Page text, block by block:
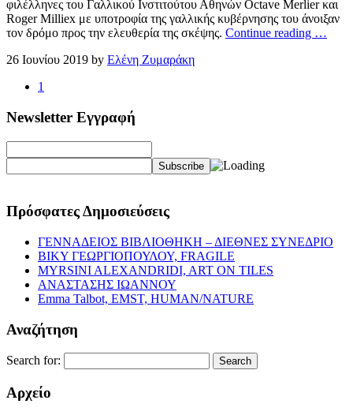
φιλέλληνες του Γαλλικού Ινστιτούτου Αθηνών Octave Merlier και
Roger Milliex με υποτροφία της γαλλικής κυβέρνησης του άνοιξαν
τον δρόμο προς την ελευθερία της σκέψης. Continue reading …
26 Ιουνίου 2019 by Ελένη Ζυμαράκη
1
Newsletter Εγγραφή
Πρόσφατες Δημοσιεύσεις
ΓΕΝΝΑΔΕΙΟΣ ΒΙΒΛΙΟΘΗΚΗ – ΔΙΕΘΝΕΣ ΣΥΝΕΔΡΙΟ
ΒΙΚΥ ΓΕΩΡΓΙΟΠΟΥΛΟΥ, FRAGILE
MYRSINI ALEXANDRIDI, ART ON TILES
ΑΝΑΣΤΑΣΗΣ ΙΩΑΝΝΟΥ
Emma Talbot, EMST, HUMAN/NATURE
Αναζήτηση
Search for:
Αρχείο